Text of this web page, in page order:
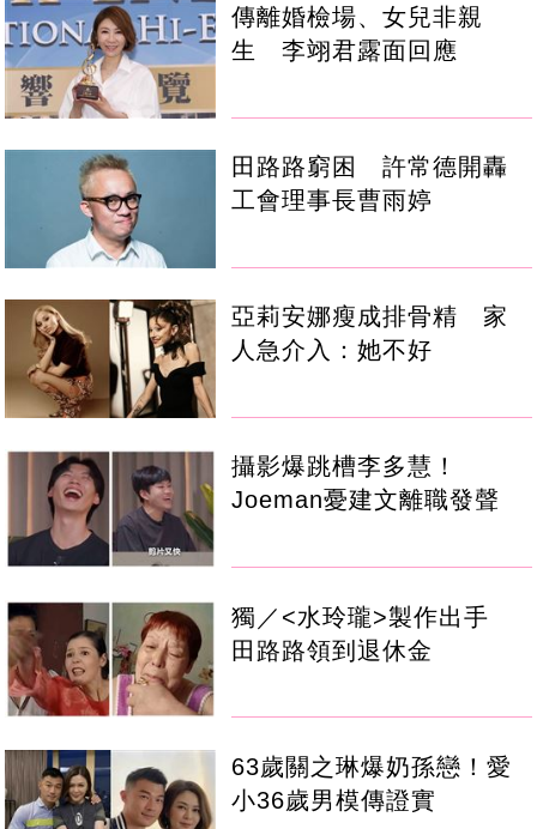
傳離婚檢場、女兒非親
生 李翊君露面回應
田路路窮困 許常德開轟
工會理事長曹雨婷
亞莉安娜瘦成排骨精 家
人急介入：她不好
攝影爆跳槽李多慧！
Joeman憂建文離職發聲
獨／<水玲瓏>製作出手
田路路領到退休金
63歲關之琳爆奶孫戀！愛
小36歲男模傳證實